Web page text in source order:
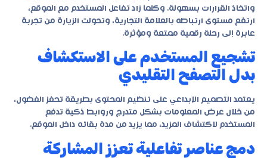
واتخاذ القرارات بسهولة. وكلما زاد تفاعل المستخدم مع الموقع،
ارتفع مستوى ارتباطه بالعلامة التجارية، وتحولت الزيارة من تجربة
عابرة إلى رحلة رقمية ممتعة ومؤثرة.
تشجيع المستخدم على الاستكشاف
بدل التصفح التقليدي
يعتمد التصميم الإبداعي على تنظيم المحتوى بطريقة تحفز الفضول،
من خلال عرض المعلومات بشكل متدرج وروابط ذكية تدفع
المستخدم لاكتشاف المزيد، مما يزيد من مدة بقائه داخل الموقع.
دمج عناصر تفاعلية تعزز المشاركة